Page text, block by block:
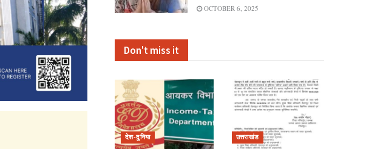
OCTOBER 6, 2025
Don't miss it
देश-दुनिया उत्तराखंड